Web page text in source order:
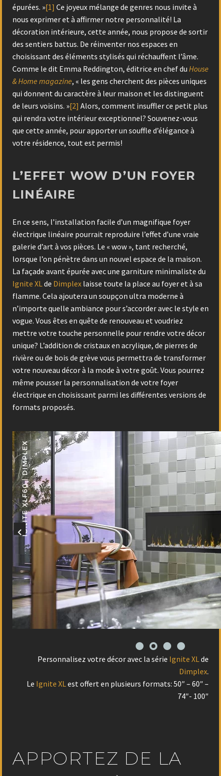
épurées. »[1] Ce joyeux mélange de genres nous invite à
nous exprimer et à affirmer notre personnalité! La
décoration intérieure, cette année, nous propose de sortir
des sentiers battus. De réinventer nos espaces en
choisissant des éléments stylisés qui réchauffent l’âme.
Comme le dit Emma Reddington, éditrice en chef du House
& Home magazine, « les gens cherchent des pièces uniques
qui donnent du caractère à leur maison et les distinguent
de leurs voisins. »[2] Alors, comment insuffler ce petit plus
qui rendra votre intérieur exceptionnel? Souvenez-vous
que cette année, pour apporter un souffle d’élégance à
votre résidence, tout est permis!
L’EFFET WOW D’UN FOYER
LINÉAIRE
En ce sens, l’installation facile d’un magnifique foyer
électrique linéaire pourrait reproduire l’effet d’une vraie
galerie d’art à vos pièces. Le « wow », tant recherché,
lorsque l’on pénètre dans un nouvel espace de la maison.
La façade avant épurée avec une garniture minimaliste du
Ignite XL de Dimplex laisse toute la place au foyer et à sa
flamme. Cela ajoutera un soupçon ultra moderne à
n’importe quelle ambiance pour s’accorder avec le style en
vogue. Vous êtes en quête de renouveau et voudriez
mettre votre touche personnelle pour rendre votre décor
unique? L’addition de cristaux en acrylique, de pierres de
rivière ou de bois de grève vous permettra de transformer
votre nouveau décor à la mode à votre goût. Vous pourrez
même pousser la personnalisation de votre foyer
électrique en choisissant parmi les différentes versions de
formats proposés.
Personnalisez votre décor avec la série Ignite XLde
Dimplex.
Le Ignite XLest offert en plusieurs formats: 50″ – 60″ –
74″- 100″
APPORTEZ DE LA